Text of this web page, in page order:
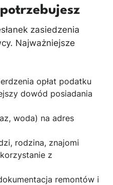
zasiedzenia
Najważniejsze
opłat podatku
dowód posiadania
woda) na adres
rodzina, znajomi
z
remontów i